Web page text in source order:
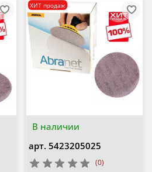
В наличии
ХИТ продаж
арт. 5423205025
(0)